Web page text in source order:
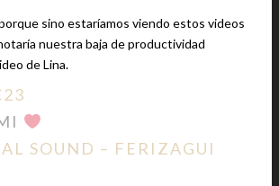
sino estaríamos viendo estos videos
nuestra baja de productividad
de Lina.
SOUND – FERIZAGUI